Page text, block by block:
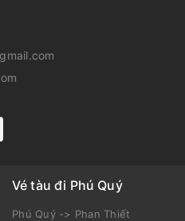
Vé tàu đi Phú Quý
Phú Quý -> Phan Thiết